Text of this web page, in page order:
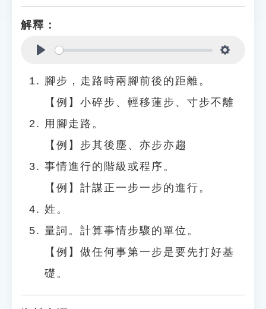
解釋：
腳步，走路時兩腳前後的距離。
【例】小碎步、輕移蓮步、寸步不離
用腳走路。
【例】步其後塵、亦步亦趨
事情進行的階級或程序。
【例】計謀正一步一步的進行。
姓。
量詞。計算事情步驟的單位。
【例】做任何事第一步是要先打好基
礎。